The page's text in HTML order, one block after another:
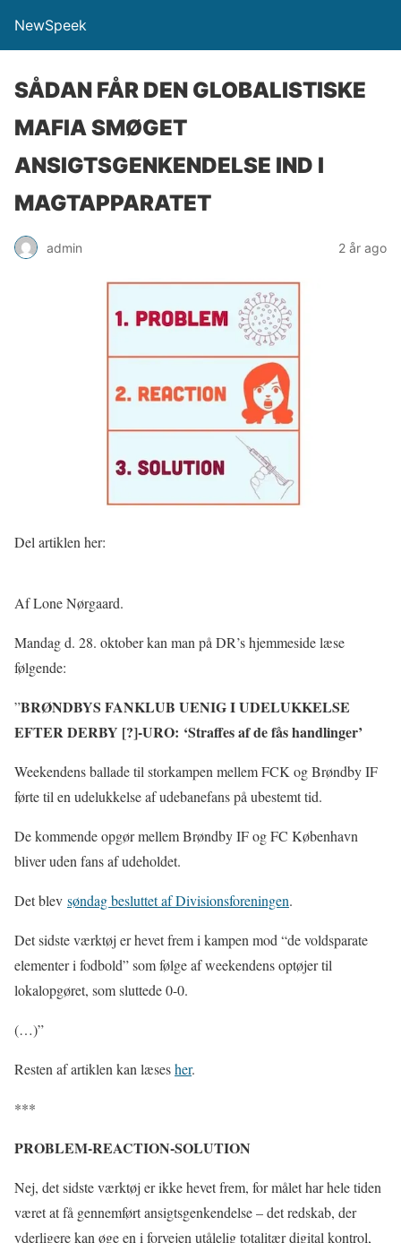
NewSpeek
SÅDAN FÅR DEN GLOBALISTISKE
MAFIA SMØGET
ANSIGTSGENKENDELSE IND I
MAGTAPPARATET
admin 2 år ago
Del artiklen her:
Af Lone Nørgaard.
Mandag d. 28. oktober kan man på DR’s hjemmeside læse
følgende:
”BRØNDBYS FANKLUB UENIG I UDELUKKELSE
EFTER DERBY [?]-URO: ‘Straffes af de fås handlinger’
Weekendens ballade til storkampen mellem FCK og Brøndby IF
førte til en udelukkelse af udebanefans på ubestemt tid.
De kommende opgør mellem Brøndby IF og FC København
bliver uden fans af udeholdet.
Det blev søndag besluttet af Divisionsforeningen.
Det sidste værktøj er hevet frem i kampen mod “de voldsparate
elementer i fodbold” som følge af weekendens optøjer til
lokalopgøret, som sluttede 0-0.
(…)”
Resten af artiklen kan læsesher.
***
PROBLEM-REACTION-SOLUTION
Nej, det sidste værktøj er ikke hevet frem, for målet har hele tiden
været at få gennemført ansigtsgenkendelse – det redskab, der
yderligere kan øge en i forvejen utålelig totalitær digital kontrol,